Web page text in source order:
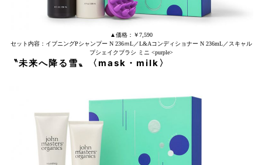
▲価格：￥7,590
セット内容：イブニングPシャンプー N 236ｍL／L&Aコンディショナー N 236mL／スキャル
プシェイクブラシ ミニ <purple>
〝未来へ降る雪〟 〈mask ・ milk〉